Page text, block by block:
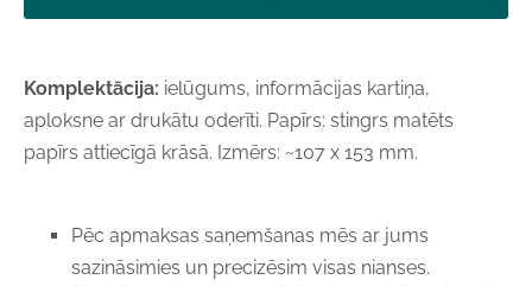
Komplektācija: ielūgums, informācijas kartiņa,
aploksne ar drukātu oderīti. Papīrs: stingrs matēts
papīrs attiecīgā krāsā. Izmērs: ~107 x 153 mm.
Pēc apmaksas saņemšanas mēs ar jums
sazināsimies un precizēsim visas nianses.